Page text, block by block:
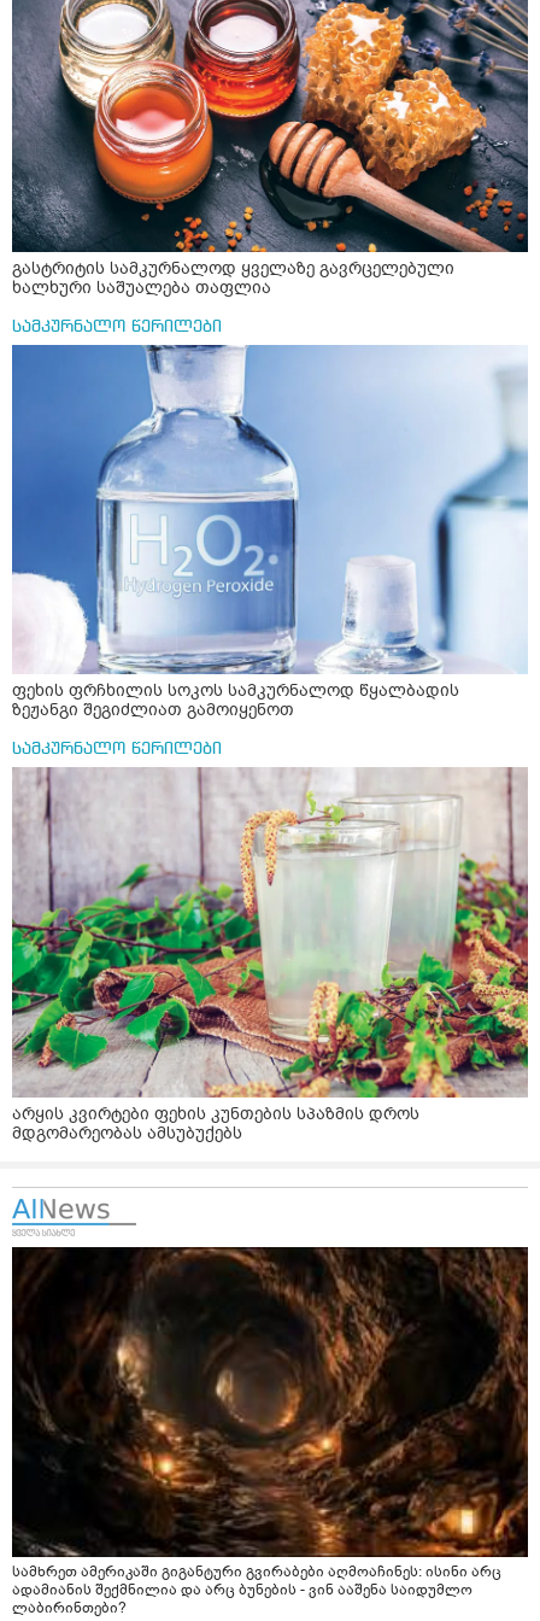
გასტრიტის სამკურნალოდ ყველაზე გავრცელებული
ხალხური საშუალება თაფლია
სამკურნალო წერილები
ფეხის ფრჩხილის სოკოს სამკურნალოდ წყალბადის
ზეჟანგი შეგიძლიათ გამოიყენოთ
სამკურნალო წერილები
არყის კვირტები ფეხის კუნთების სპაზმის დროს
მდგომარეობას ამსუბუქებს
სამხრეთ ამერიკაში გიგანტური გვირაბები აღმოაჩინეს: ისინი არც
ადამიანის შექმნილია და არც ბუნების - ვინ ააშენა საიდუმლო
ლაბირინთები?